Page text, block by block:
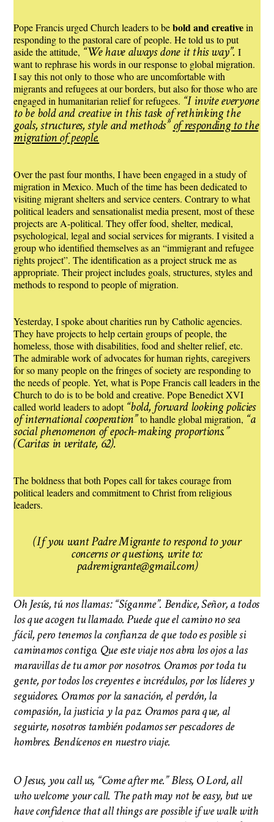
Pope Francis urged Church leaders to bebold and creativein
responding to the pastoral care of people. He told us to put
aside the attitude, “We have always done it this way”. I
want to rephrase his words in our response to global migration.
I say this not only to those who are uncomfortable with
migrants and refugees at our borders, but also for those who are
engaged in humanitarian relief for refugees. “I invite everyone
to be bold and creative in this task of rethinking the
goals, structures, style and methods”of responding to the
migration of people.
Over the past four months, I have been engaged in a study of
migration in Mexico. Much of the time has been dedicated to
visiting migrant shelters and service centers. Contrary to what
political leaders and sensationalist media present, most of these
projects are A-political. They offer food, shelter, medical,
psychological, legal and social services for migrants. I visited a
group who identified themselves as an “immigrant and refugee
rights project”. The identification as a project struck me as
appropriate. Their project includes goals, structures, styles and
methods to respond to people of migration.
Yesterday, I spoke about charities run by Catholic agencies.
They have projects to help certain groups of people, the
homeless, those with disabilities, food and shelter relief, etc.
The admirable work of advocates for human rights, caregivers
for so many people on the fringes of society are responding to
the needs of people. Yet, what is Pope Francis call leaders in the
Church to do is to be bold and creative. Pope Benedict XVI
called world leaders to adopt “bold, forward looking policies
of international cooperation”to handle global migration, “a
social phenomenon of epoch-making proportions.”
(Caritas in veritate, 62).
The boldness that both Popes call for takes courage from
political leaders and commitment to Christ from religious
leaders.
(If you want Padre Migrante to respond to your
concerns or questions, write to:
padremigrante@gmail.com)
Oh Jesús, tú nos llamas: “Síganme”. Bendice, Señor, a todos
los que acogen tu llamado. Puede que el camino no sea
fácil, pero tenemos la confianza de que todo es posible si
caminamos contigo. Que este viaje nos abra los ojos a las
maravillas de tu amor por nosotros. Oramos por toda tu
gente, por todos los creyentes e incrédulos, por los líderes y
seguidores. Oramos por la sanación, el perdón, la
compasión, la justicia y la paz. Oramos para que, al
seguirte, nosotros también podamos ser pescadores de
hombres. Bendícenos en nuestro viaje.
O Jesus, you call us, “Come after me.” Bless, O Lord, all
who welcome your call. The path may not be easy, but we
have confidence that all things are possible if we walk with